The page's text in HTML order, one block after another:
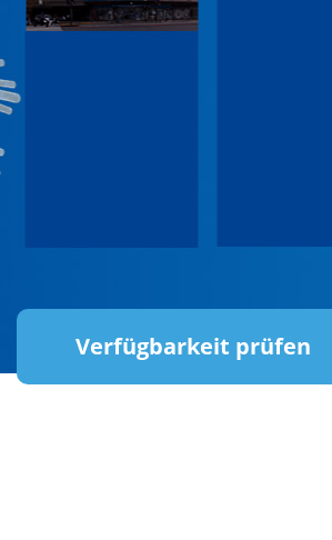
Verfügbarkeit prüfen